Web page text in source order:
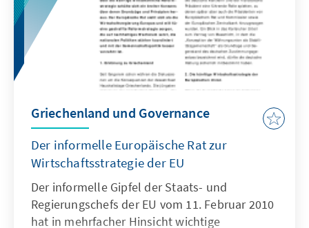
Griechenland und Governance
Der informelle Europäische Rat zur
Wirtschaftsstrategie der EU
Der informelle Gipfel der Staats- und
Regierungschefs der EU vom 11. Februar 2010
hat in mehrfacher Hinsicht wichtige